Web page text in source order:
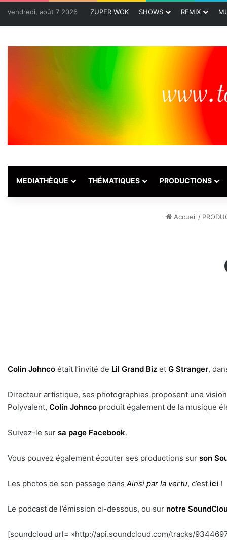
vendredi, août 7 2026 ZUPER WOK SHOWS REMIX
MEDIATHÈQUE THÉMATIQUES PRODUCTIONS
Accueil /
Colin Johnco était l’invité de Lil Grand Biz et G Stranger,
Directeur artistique, ses photographies proposent une
Polyvalent, Colin Johnco produit également de la musique
Suivez-le sur sa page Facebook.
Vous pouvez également écouter ses productions sur son
Les photos de son passage dans Ainsi par la vertu, c’est ici !
Le podcast de l’émission ci-dessous, ou sur notre
[soundcloud url= »http://api.soundcloud.com/tracks/